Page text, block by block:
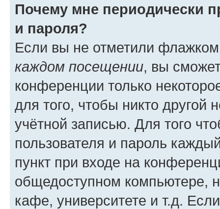
Почему мне периодически
и пароля?
Если вы не отметили
каждом посещении, вы
конференции только
для того, чтобы никто другой
учётной записью. Для того
пользователя и пароль
пункт при входе на
общедоступном компьютере,
кафе, университете и т.д.